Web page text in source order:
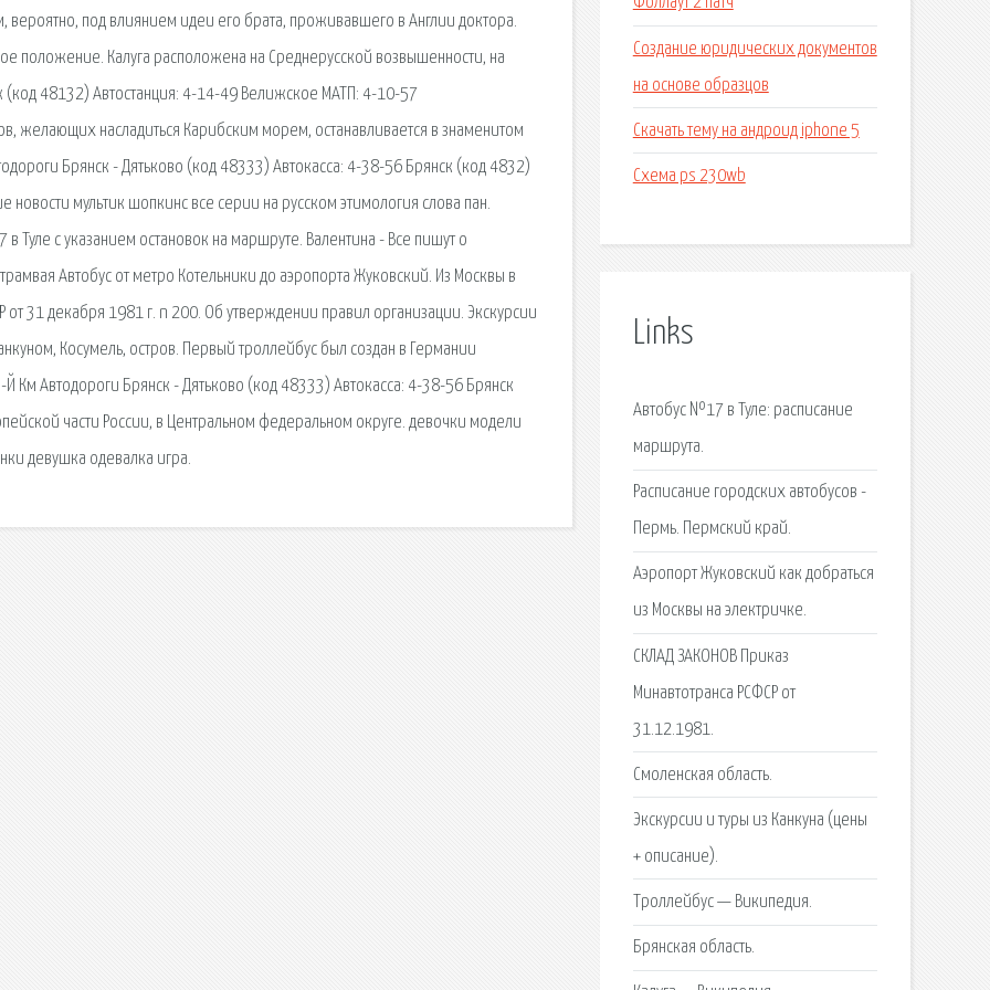
под влиянием идеи его брата, проживавшего в Англии доктора.
положение. Калуга расположена на Среднерусской возвышенности, на
48132) Автостанция: 4-14-49 Велижское МАТП: 4-10-57
желающих насладиться Карибским морем, останавливается в знаменитом
Брянск - Дятьково (код 48333) Автокасса: 4-38-56 Брянск (код 4832)
мультик шопкинс все серии на русском этимология слова пан.
с указанием остановок на маршруте. Валентина - Все пишут о
Автобус от метро Котельники до аэропорта Жуковский. Из Москвы в
от 31 декабря 1981 г. n 200. Об утверждении правил организации. Экскурсии
Косумель, остров. Первый троллейбус был создан в Германии
Автодороги Брянск - Дятьково (код 48333) Автокасса: 4-38-56 Брянск
части России, в Центральном федеральном округе. девочки модели
девушка одевалка игра.
Создание юридических документов
на основе образцов
Скачать тему на андроид iphone 5
Схема ps 230wb
Links
Автобус №17 в Туле: расписание
маршрута.
Расписание городских автобусов -
Пермь. Пермский край.
Аэропорт Жуковский как добраться
из Москвы на электричке.
СКЛАД ЗАКОНОВ Приказ
Минавтотранса РСФСР от
31.12.1981.
Смоленская область.
Экскурсии и туры из Канкуна (цены
+ описание).
Троллейбус — Википедия.
Брянская область.